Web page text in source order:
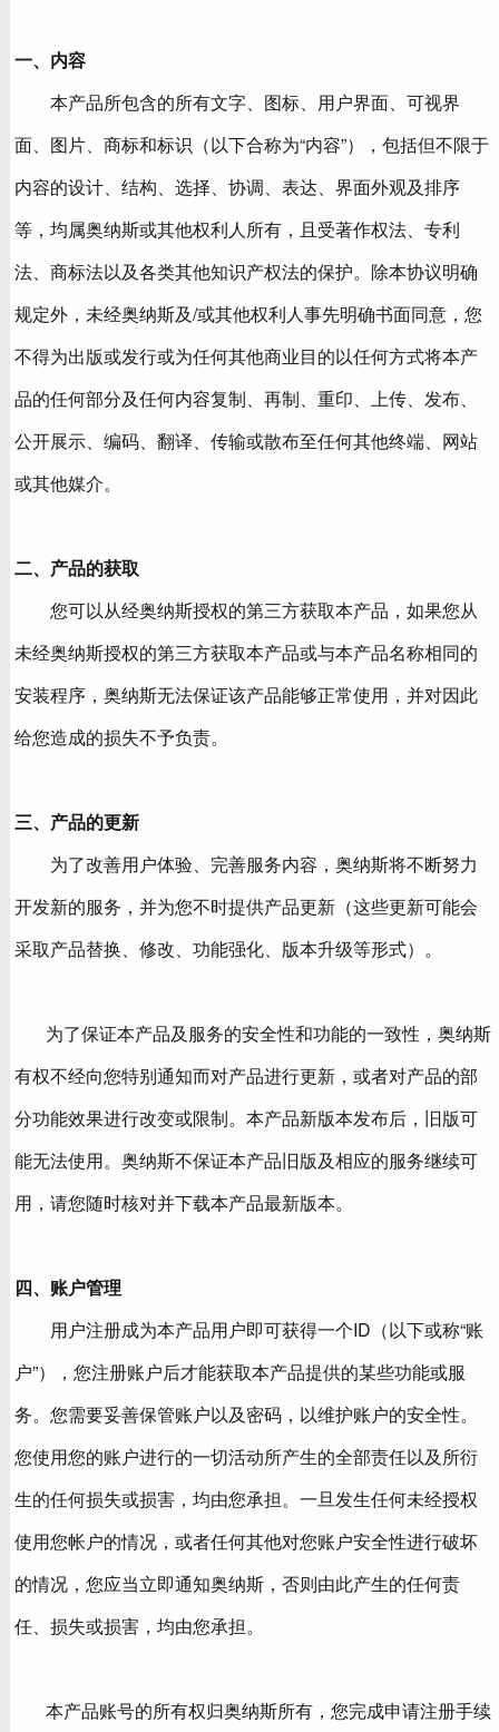
一、内容
本产品所包含的所有文字、图标、用户界面、可视界
面、图片、商标和标识（以下合称为“内容”），包括但不限于
内容的设计、结构、选择、协调、表达、界面外观及排序
等，均属奥纳斯或其他权利人所有，且受著作权法、专利
法、商标法以及各类其他知识产权法的保护。除本协议明确
规定外，未经奥纳斯及/或其他权利人事先明确书面同意，您
不得为出版或发行或为任何其他商业目的以任何方式将本产
品的任何部分及任何内容复制、再制、重印、上传、发布、
公开展示、编码、翻译、传输或散布至任何其他终端、网站
或其他媒介。
二、产品的获取
您可以从经奥纳斯授权的第三方获取本产品，如果您从
未经奥纳斯授权的第三方获取本产品或与本产品名称相同的
安装程序，奥纳斯无法保证该产品能够正常使用，并对因此
给您造成的损失不予负责。
三、产品的更新
为了改善用户体验、完善服务内容，奥纳斯将不断努力
开发新的服务，并为您不时提供产品更新（这些更新可能会
采取产品替换、修改、功能强化、版本升级等形式）。
为了保证本产品及服务的安全性和功能的一致性，奥纳斯
有权不经向您特别通知而对产品进行更新，或者对产品的部
分功能效果进行改变或限制。本产品新版本发布后，旧版可
能无法使用。奥纳斯不保证本产品旧版及相应的服务继续可
用，请您随时核对并下载本产品最新版本。
四、账户管理
用户注册成为本产品用户即可获得一个ID（以下或称“账
户”），您注册账户后才能获取本产品提供的某些功能或服
务。您需要妥善保管账户以及密码，以维护账户的安全性。
您使用您的账户进行的一切活动所产生的全部责任以及所衍
生的任何损失或损害，均由您承担。一旦发生任何未经授权
使用您帐户的情况，或者任何其他对您账户安全性进行破坏
的情况，您应当立即通知奥纳斯，否则由此产生的任何责
任、损失或损害，均由您承担。
本产品账号的所有权归奥纳斯所有，您完成申请注册手续